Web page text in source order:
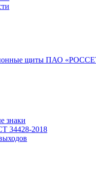
щиты ПАО
знаки
34428-2018